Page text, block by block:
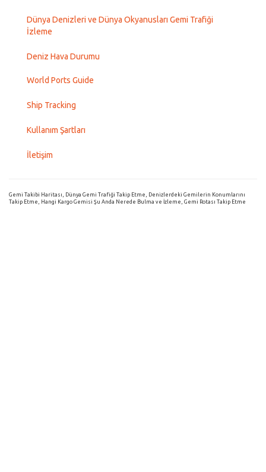
Dünya Denizleri ve Dünya Okyanusları Gemi Trafiği
İzleme
Deniz Hava Durumu
World Ports Guide
Ship Tracking
Kullanım Şartları
İletişim
Gemi Takibi Haritası, Dünya Gemi Trafiği Takip Etme, Denizlerdeki Gemilerin Konumlarını
Takip Etme, Hangi Kargo Gemisi Şu Anda Nerede Bulma ve İzleme, Gemi Rotası Takip Etme